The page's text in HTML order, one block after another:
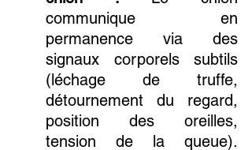
communique en
permanence via des
signaux corporels subtils
(léchage de truffe,
détournement du regard,
position des oreilles,
tension de la queue).